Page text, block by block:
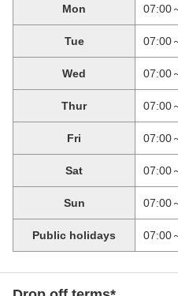
Mon 07:00
Tue 07:00
Wed 07:00
Thur 07:00
Fri 07:00
Sat 07:00
Sun 07:00
Public holidays 07:00